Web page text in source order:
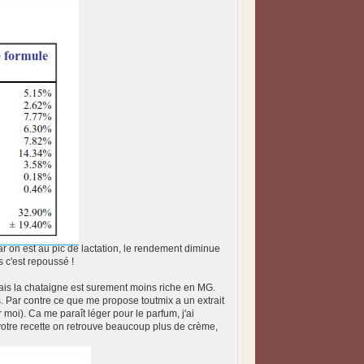
on est au pic de lactation, le rendement diminue
c'est repoussé !
la chataigne est surement moins riche en MG.
contre ce que me propose toutmix a un extrait
Ca me paraît léger pour le parfum, j'ai
recette on retrouve beaucoup plus de crème,